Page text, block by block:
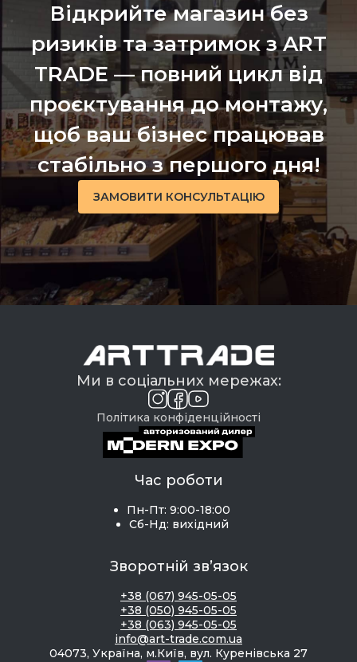
Відкрийте магазин без
ризиків та затримок з ART
TRADE — повний цикл від
проєктування до монтажу,
щоб ваш бізнес працював
стабільно з першого дня!
ЗАМОВИТИ КОНСУЛЬТАЦІЮ
Ми в соціальних мережах:
Політика конфіденційності
Час роботи
Пн-Пт: 9:00-18:00
Сб-Нд: вихідний
Зворотній зв’язок
+38 (067) 945-05-05
+38 (050) 945-05-05
+38 (063) 945-05-05
info@art-trade.com.ua
04073, Україна, м.Київ, вул. Куренівська 27